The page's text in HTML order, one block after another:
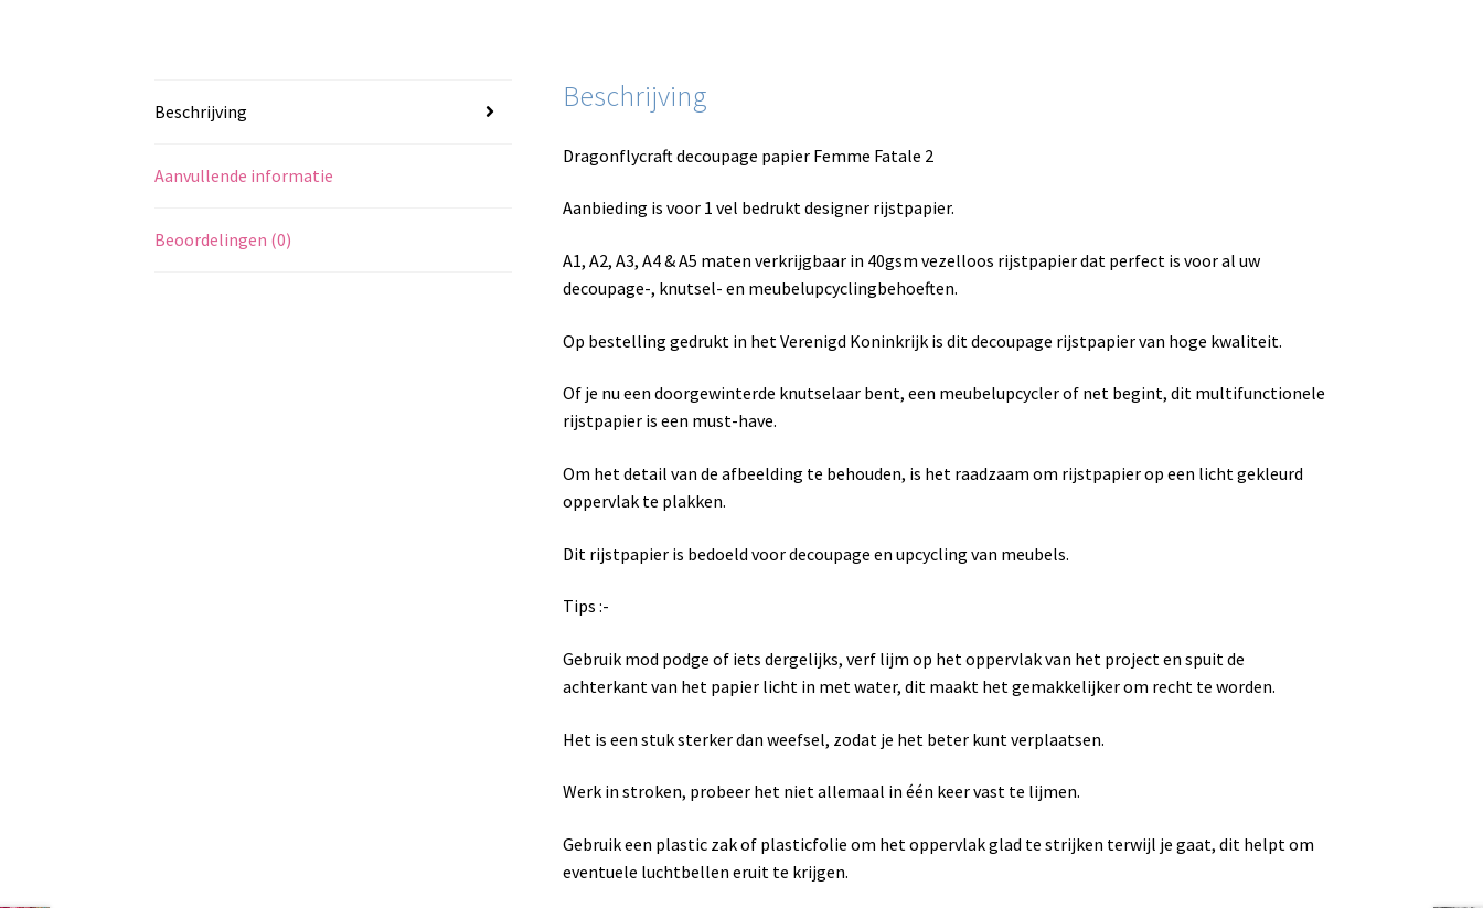
Beschrijving
Aanvullende informatie
Beoordelingen (0)
Beschrijving
Dragonflycraft decoupage papier Femme Fatale 2
Aanbieding is voor 1 vel bedrukt designer rijstpapier.
A1, A2, A3, A4 & A5 maten verkrijgbaar in 40gsm vezelloos rijstpapier dat perfect is voor al uw
decoupage-, knutsel- en meubelupcyclingbehoeften.
Op bestelling gedrukt in het Verenigd Koninkrijk is dit decoupage rijstpapier van hoge kwaliteit.
Of je nu een doorgewinterde knutselaar bent, een meubelupcycler of net begint, dit multifunctionele
rijstpapier is een must-have.
Om het detail van de afbeelding te behouden, is het raadzaam om rijstpapier op een licht gekleurd
oppervlak te plakken.
Dit rijstpapier is bedoeld voor decoupage en upcycling van meubels.
Tips :-
Gebruik mod podge of iets dergelijks, verf lijm op het oppervlak van het project en spuit de
achterkant van het papier licht in met water, dit maakt het gemakkelijker om recht te worden.
Het is een stuk sterker dan weefsel, zodat je het beter kunt verplaatsen.
Werk in stroken, probeer het niet allemaal in één keer vast te lijmen.
Gebruik een plastic zak of plasticfolie om het oppervlak glad te strijken terwijl je gaat, dit helpt om
eventuele luchtbellen eruit te krijgen.